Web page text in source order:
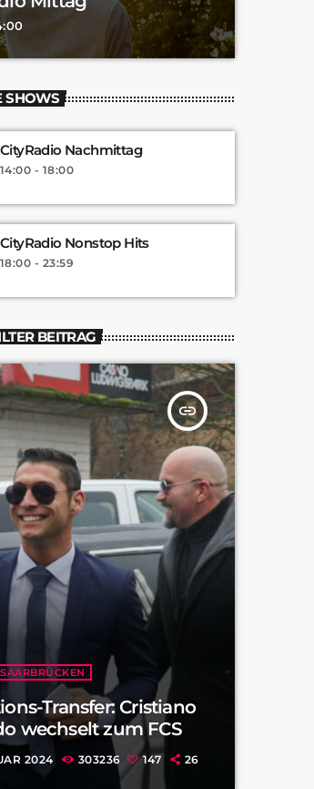
SHOWS
CityRadio Nachmittag
14:00 - 18:00
CityRadio Nonstop Hits
18:00 - 23:59
BEITRAG
insert_link
Transfer: Cristiano
wechselt zum FCS
2024 303236 147 26